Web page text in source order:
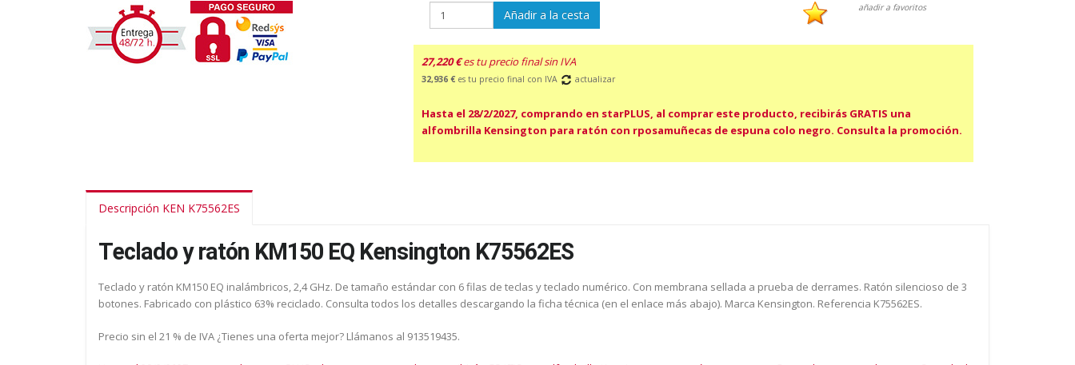
Añadir a la cesta añadir a favoritos
27,220 € es tu precio final sin IVA
32,936 € es tu precio final con IVA actualizar
Hasta el 28/2/2027, comprando en starPLUS, al comprar este producto, recibirás GRATIS una
alfombrilla Kensington para ratón con rposamuñecas de espuna colo negro. Consulta la promoción.
Descripción KEN K75562ES
Teclado y ratón KM150 EQ Kensington K75562ES
Teclado y ratón KM150 EQ inalámbricos, 2,4 GHz. De tamaño estándar con 6 filas de teclas y teclado numérico. Con membrana sellada a prueba de derrames. Ratón silencioso de 3
botones. Fabricado con plástico 63% reciclado. Consulta todos los detalles descargando la ficha técnica (en el enlace más abajo). Marca Kensington. Referencia K75562ES.
Precio sin el 21 % de IVA ¿Tienes una oferta mejor? Llámanos al 913519435.